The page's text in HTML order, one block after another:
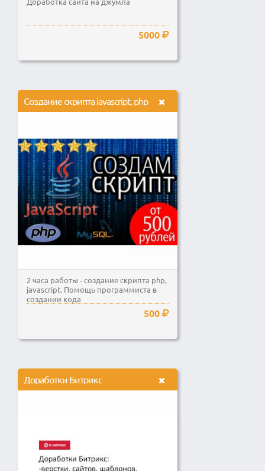
5000
Создание скрипта javascript, php
2 часа работы - создание скрипта php,
javascript. Помощь программиста в
создании кода
500
Доработки Битрикс